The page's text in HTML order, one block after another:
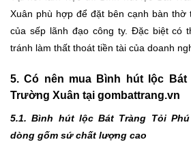
Xuân phù hợp để đặt bên cạnh bàn thờ
của sếp lãnh đạo công ty. Đặc biệt có
tránh làm thất thoát tiền tài của doanh
5. Có nên mua Bình hút lộc Bát
Trường Xuân tại gombattrang.vn
5.1. Bình hút lộc Bát Tràng Tỏi
dòng gốm sứ chất lượng cao